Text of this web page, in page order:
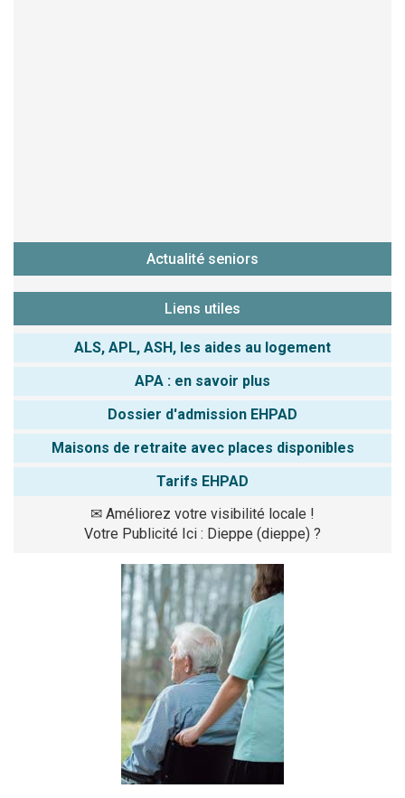
Actualité seniors
Liens utiles
ALS, APL, ASH, les aides au logement
APA : en savoir plus
Dossier d'admission EHPAD
Maisons de retraite avec places disponibles
Tarifs EHPAD
✉ Améliorez votre visibilité locale !
Votre Publicité Ici : Dieppe (dieppe) ?